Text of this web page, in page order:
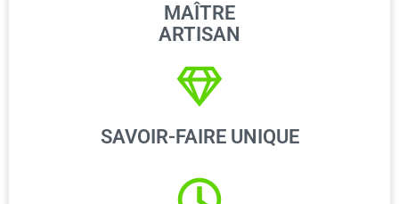
MAÎTRE
ARTISAN
SAVOIR-FAIRE UNIQUE